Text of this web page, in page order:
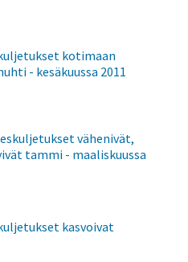
kotimaan
- kesäkuussa 2011
vähenivät,
tammi - maaliskuussa
kasvoivat